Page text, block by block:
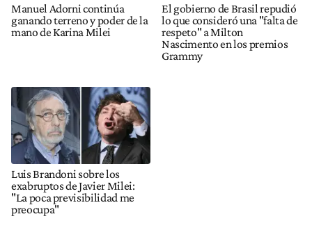
Manuel Adorni continúa
ganando terreno y poder de la
mano de Karina Milei
El gobierno de Brasil repudió
lo que consideró una "falta de
respeto" a Milton
Nascimento en los premios
Grammy
Luis Brandoni sobre los
exabruptos de Javier Milei:
"La poca previsibilidad me
preocupa"